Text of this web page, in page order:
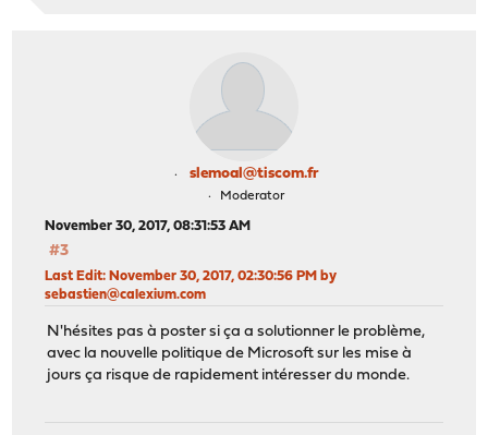
slemoal@tiscom.fr
Moderator
November 30, 2017, 08:31:53 AM
#3
Last Edit: November 30, 2017, 02:30:56 PM by
sebastien@calexium.com
N'hésites pas à poster si ça a solutionner le problème,
avec la nouvelle politique de Microsoft sur les mise à
jours ça risque de rapidement intéresser du monde.